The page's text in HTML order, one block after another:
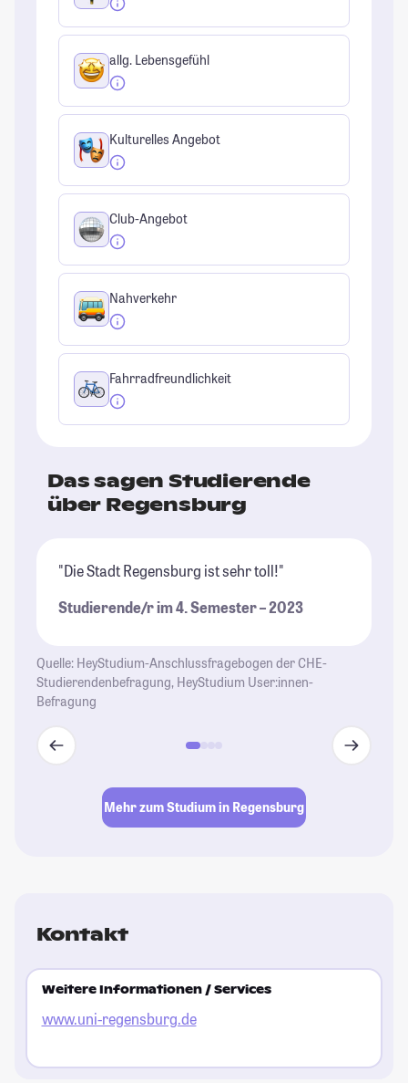
allg. Lebensgefühl
Kulturelles Angebot
Club-Angebot
Nahverkehr
Fahrradfreundlichkeit
Das sagen Studierende
über Regensburg
"Die Stadt Regensburg ist sehr toll!"
Studierende/r im 4. Semester – 2023
Quelle: HeyStudium-Anschlussfragebogen der CHE-
Studierendenbefragung, HeyStudium User:innen-
Befragung
Mehr zum Studium in Regensburg
Kontakt
Weitere Informationen / Services
www.uni-regensburg.de